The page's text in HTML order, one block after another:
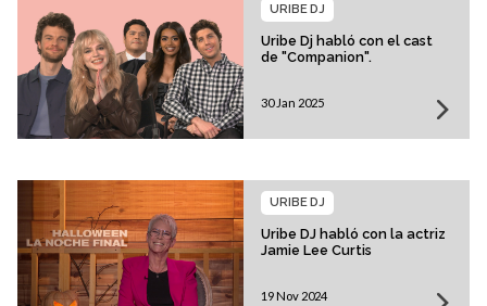
Uribe Dj habló con el cast
de "Companion".
URIBE DJ
30 Jan 2025
Uribe DJ habló con la actriz
Jamie Lee Curtis
URIBE DJ
19 Nov 2024